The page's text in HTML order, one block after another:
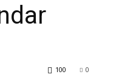
0
100